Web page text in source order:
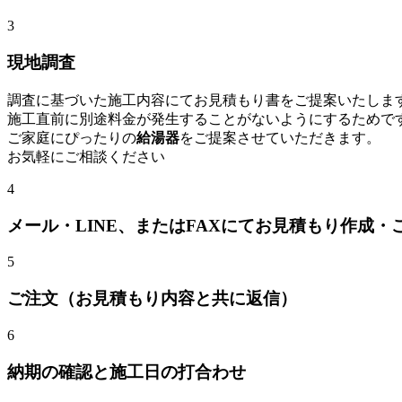
3
現地調査
調査に基づいた施工内容にてお見積もり書をご提案いたしま
施工直前に別途料金が発生することがないようにするためで
ご家庭にぴったりの給湯器をご提案させていただきます。
お気軽にご相談ください
4
メール・LINE、またはFAXにてお見積もり作成・
5
ご注文（お見積もり内容と共に返信）
6
納期の確認と施工日の打合わせ